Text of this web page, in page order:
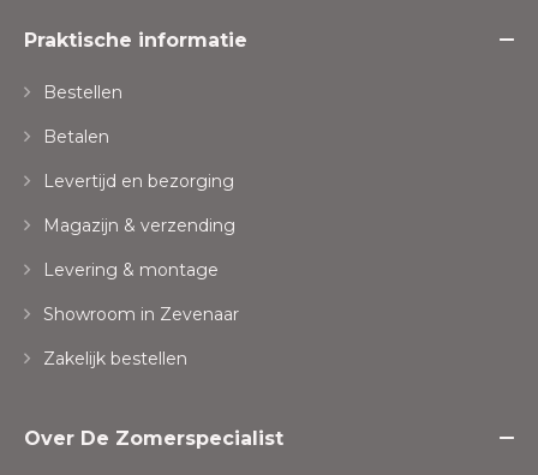
Praktische informatie
Bestellen
Betalen
Levertijd en bezorging
Magazijn & verzending
Levering & montage
Showroom in Zevenaar
Zakelijk bestellen
Over De Zomerspecialist